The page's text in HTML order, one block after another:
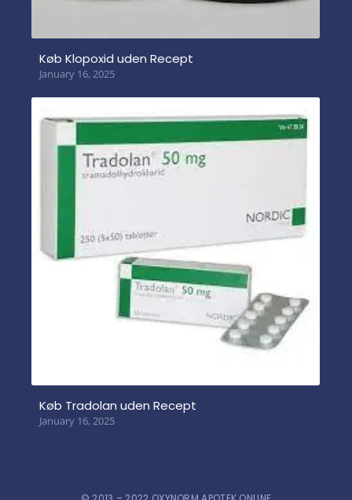
Køb Klopoxid uden Recept
January 16, 2025
Køb Tradolan uden Recept
January 16, 2025